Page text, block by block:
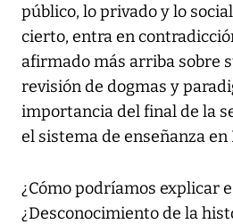
público, lo privado y lo
cierto, entra en
afirmado más arriba sobre
revisión de dogmas y
importancia del final de la
el sistema de enseñanza en
¿Cómo podríamos explicar
¿Desconocimiento de la